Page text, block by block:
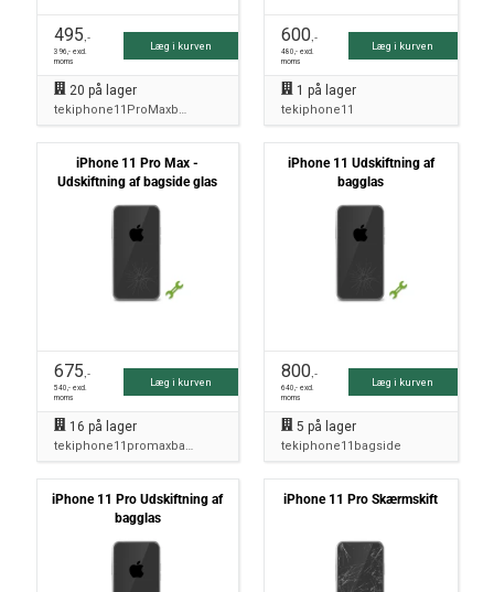
495,-
396,- excl.
moms
Læg i kurven
20 på lager
tekiphone11ProMaxbatteri
600,-
480,- excl.
moms
Læg i kurven
1 på lager
tekiphone11
iPhone 11 Pro Max -
Udskiftning af bagside glas
675,-
540,- excl.
moms
Læg i kurven
16 på lager
tekiphone11promaxbagside
iPhone 11 Udskiftning af
bagglas
800,-
640,- excl.
moms
Læg i kurven
5 på lager
tekiphone11bagside
iPhone 11 Pro Udskiftning af
bagglas
iPhone 11 Pro Skærmskift